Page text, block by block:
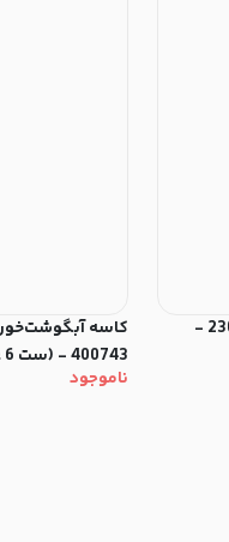
پیاله 12.5 نوری‌تازه مدل سولو کد 230701T -
400743 - (ست 6 عددی)
ناموجود